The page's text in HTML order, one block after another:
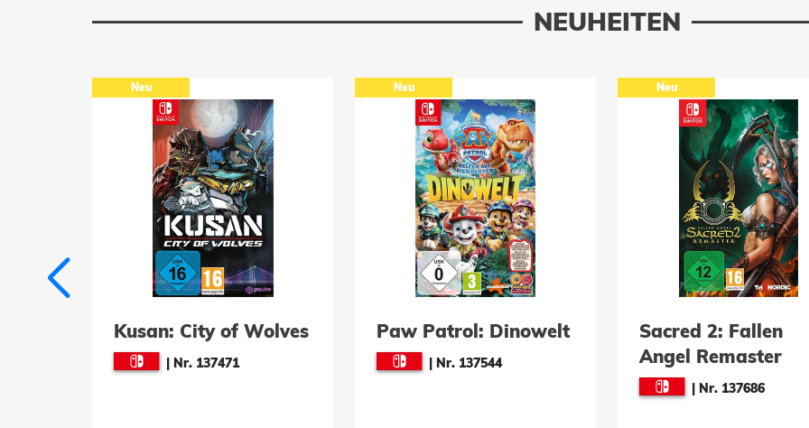
NEUHEITEN
Neu
Kusan: City of Wolves
| Nr. 137471
Neu
Paw Patrol: Dinowelt
| Nr. 137544
Neu
Sacred 2: Fallen
Angel Remaster
| Nr. 137686